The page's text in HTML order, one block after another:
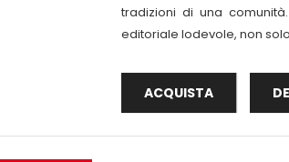
tradizioni di una
editoriale lodevole, non
ACQUISTA